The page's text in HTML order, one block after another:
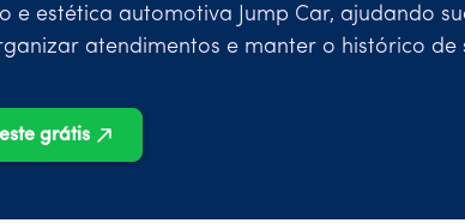
e estética automotiva Jump Car, ajudando
atendimentos e manter o histórico de
grátis